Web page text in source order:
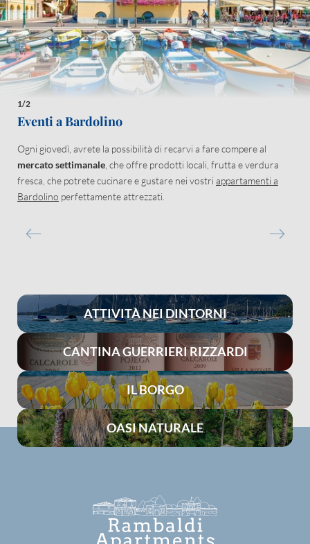
1/2
Eventi a Bardolino
Ogni giovedì, avrete la possibilità di recarvi a fare compere al
mercato settimanale , che offre prodotti locali, frutta e verdura
fresca, che potrete cucinare e gustare nei vostriappartamenti a
Bardolino perfettamente attrezzati.
ATTIVITÀ NEI DINTORNI
CANTINA GUERRIERI RIZZARDI
IL BORGO
OASI NATURALE
Consenso marketing*
*campi obbligatori